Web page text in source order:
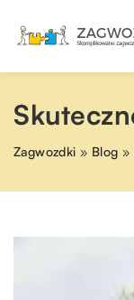
Zagwozdki » Blog »